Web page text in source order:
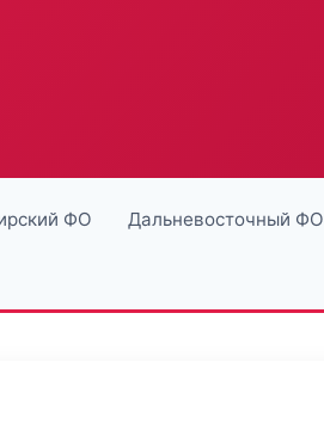
ФО Дальневосточный ФО